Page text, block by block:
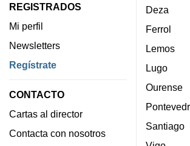
REGISTRADOS
Mi perfil
Newsletters
Regístrate
CONTACTO
Cartas al director
Contacta con nosotros
Deza
Ferrol
Lemos
Lugo
Ourense
Santiago